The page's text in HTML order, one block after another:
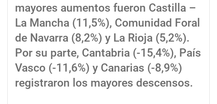
mayores aumentos fueron Castilla –
La Mancha (11,5%), Comunidad Foral
de Navarra (8,2%) y La Rioja (5,2%).
Por su parte, Cantabria (-15,4%), País
Vasco (-11,6%) y Canarias (-8,9%)
registraron los mayores descensos.